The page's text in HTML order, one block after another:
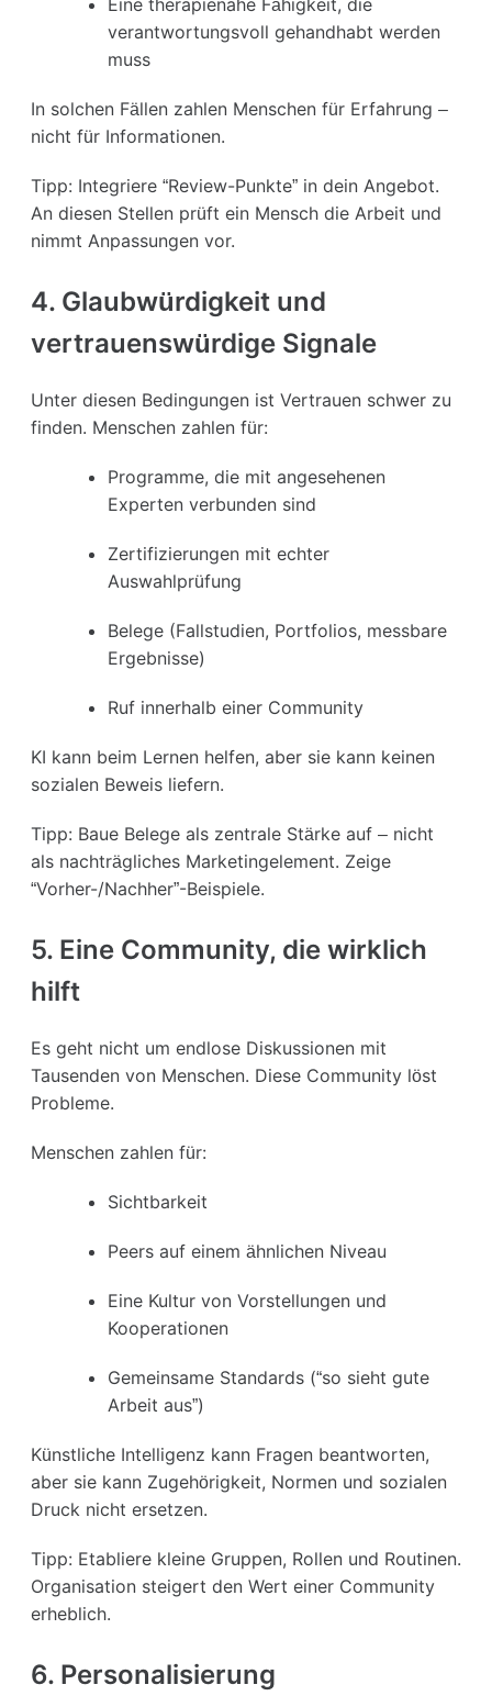
verantwortungsvoll gehandhabt werden
muss
In solchen Fällen zahlen Menschen für Erfahrung –
nicht für Informationen.
Tipp: Integriere “Review-Punkte” in dein Angebot.
An diesen Stellen prüft ein Mensch die Arbeit und
nimmt Anpassungen vor.
4. Glaubwürdigkeit und
vertrauenswürdige Signale
Unter diesen Bedingungen ist Vertrauen schwer zu
finden. Menschen zahlen für:
Programme, die mit angesehenen
Experten verbunden sind
Zertifizierungen mit echter
Auswahlprüfung
Belege (Fallstudien, Portfolios, messbare
Ergebnisse)
Ruf innerhalb einer Community
KI kann beim Lernen helfen, aber sie kann keinen
sozialen Beweis liefern.
Tipp: Baue Belege als zentrale Stärke auf – nicht
als nachträgliches Marketingelement. Zeige
“Vorher-/Nachher”-Beispiele.
5. Eine Community, die wirklich
hilft
Es geht nicht um endlose Diskussionen mit
Tausenden von Menschen. Diese Community löst
Probleme.
Menschen zahlen für:
Sichtbarkeit
Peers auf einem ähnlichen Niveau
Eine Kultur von Vorstellungen und
Kooperationen
Gemeinsame Standards (“so sieht gute
Arbeit aus”)
Künstliche Intelligenz kann Fragen beantworten,
aber sie kann Zugehörigkeit, Normen und sozialen
Druck nicht ersetzen.
Tipp: Etabliere kleine Gruppen, Rollen und Routinen.
Organisation steigert den Wert einer Community
erheblich.
6. Personalisierung